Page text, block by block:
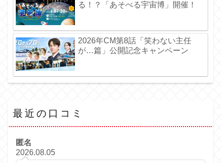
る！？「あそべる宇宙博」開催！
2026年CM第8話「笑わない主任
が…篇」公開記念キャンペーン
最近の口コミ
匿名
2026.08.05